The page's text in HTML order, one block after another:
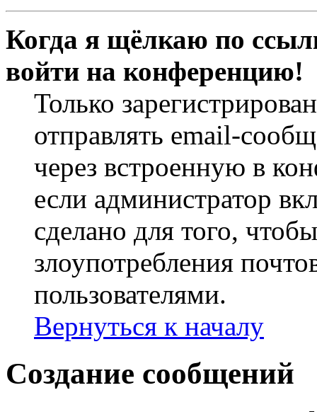
Когда я щёлкаю по
войти на конференцию!
Только
отправлять email-
через встроенную в
если администратор
сделано для того,
злоупотребления
пользователями.
Вернуться к началу
Создание сообщений